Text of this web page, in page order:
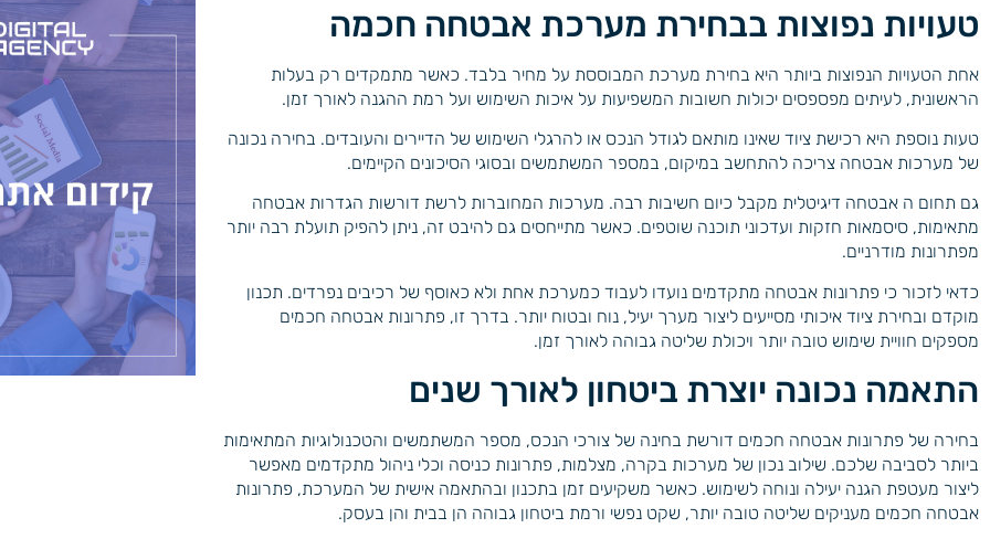
טעויות נפוצות בבחירת מערכת אבטחה חכמה
אחת הטעויות הנפוצות ביותר היא בחירת מערכת המבוססת על מחיר בלבד. כאשר מתמקדים רק בעלות
הראשונית, לעיתים מפספסים יכולות חשובות המשפיעות על איכות השימוש ועל רמת ההגנה לאורך זמן.
טעות נוספת היא רכישת ציוד שאינו מותאם לגודל הנכס או להרגלי השימוש של הדיירים והעובדים. בחירה נכונה
של מערכות אבטחה צריכה להתחשב במיקום, במספר המשתמשים ובסוגי הסיכונים הקיימים.
גם תחום ה אבטחה דיגיטלית מקבל כיום חשיבות רבה. מערכות המחוברות לרשת דורשות הגדרות אבטחה
מתאימות, סיסמאות חזקות ועדכוני תוכנה שוטפים. כאשר מתייחסים גם להיבט זה, ניתן להפיק תועלת רבה יותר
מפתרונות מודרניים.
כדאי לזכור כי פתרונות אבטחה מתקדמים נועדו לעבוד כמערכת אחת ולא כאוסף של רכיבים נפרדים. תכנון
מוקדם ובחירת ציוד איכותי מסייעים ליצור מערך יעיל, נוח ובטוח יותר. בדרך זו, פתרונות אבטחה חכמים
מספקים חוויית שימוש טובה יותר ויכולת שליטה גבוהה לאורך זמן.
התאמה נכונה יוצרת ביטחון לאורך שנים
בחירה של פתרונות אבטחה חכמים דורשת בחינה של צורכי הנכס, מספר המשתמשים והטכנולוגיות המתאימות
ביותר לסביבה שלכם. שילוב נכון של מערכות בקרה, מצלמות, פתרונות כניסה וכלי ניהול מתקדמים מאפשר
ליצור מעטפת הגנה יעילה ונוחה לשימוש. כאשר משקיעים זמן בתכנון ובהתאמה אישית של המערכת, פתרונות
אבטחה חכמים מעניקים שליטה טובה יותר, שקט נפשי ורמת ביטחון גבוהה הן בבית והן בעסק.